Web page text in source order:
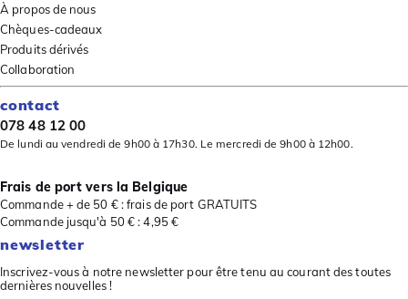
À propos de nous
Chèques-cadeaux
Produits dérivés
Collaboration
contact
078 48 12 00
De lundi au vendredi de 9h00 à 17h30. Le mercredi de 9h00 à 12h00.
Frais de port vers la Belgique
Commande + de 50 € : frais de port GRATUITS
Commande jusqu'à 50 € : 4,95 €
newsletter
Inscrivez-vous à notre newsletter pour être tenu au courant des toutes
dernières nouvelles !